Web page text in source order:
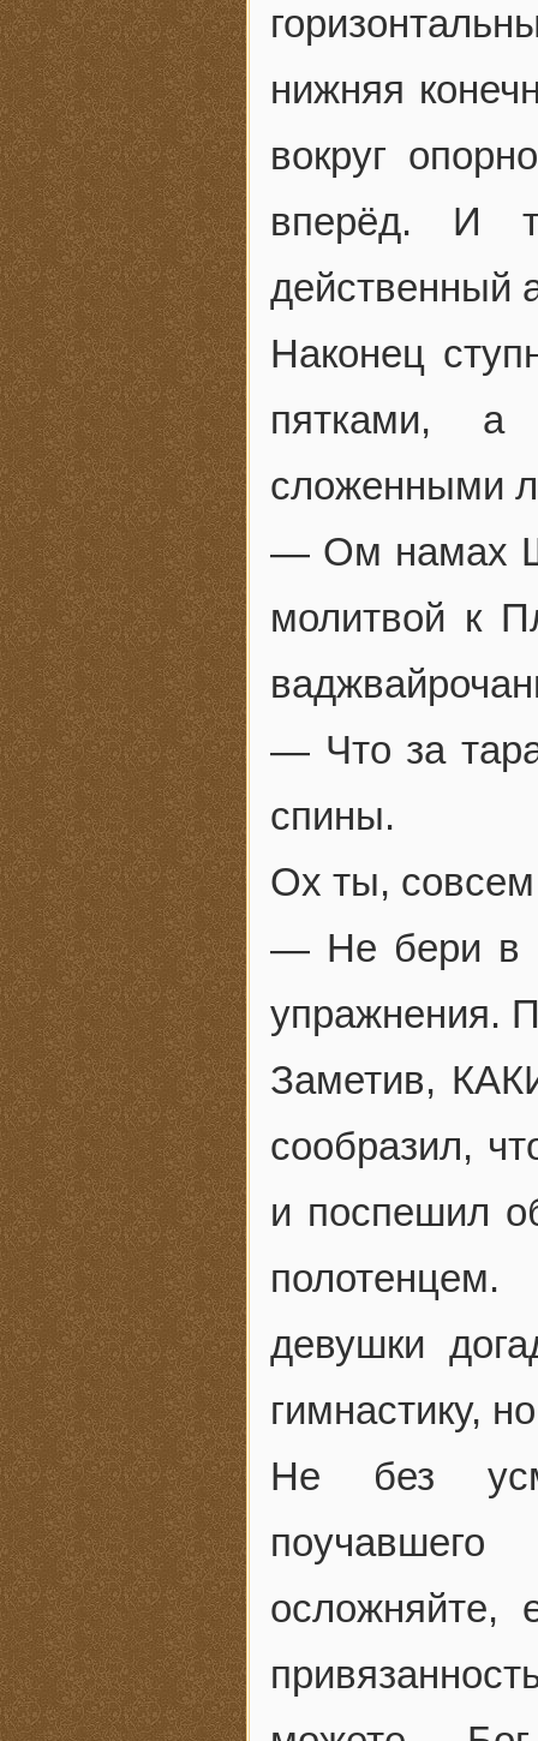
нижняя
вокруг
вперёд. И
действенный
Наконец
пятками, а
сложенными
— Ом намах
молитвой к
— Что за
спины.
Ох ты, совсем
— Не бери в
упражнения.
Заметив,
сообразил,
и поспешил
девушки
гимнастику,
Не без
осложняйте,